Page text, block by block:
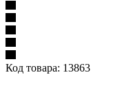
Код товара: 13863